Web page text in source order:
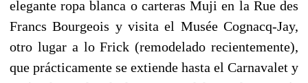
elegante ropa blanca o carteras Muji en la Rue des
Francs Bourgeois y visita el Musée Cognacq-Jay,
otro lugar a lo Frick (remodelado recientemente),
que prácticamente se extiende hasta el Carnavalet y